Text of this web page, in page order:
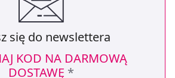
się do newslettera
KOD NA DARMOWĄ
DOSTAWĘ *